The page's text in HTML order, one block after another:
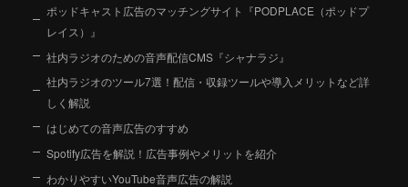
ポッドキャスト広告のマッチングサイト『PODPLACE（ポッドプ
レイス）』
社内ラジオのための音声配信CMS『シャナラジ』
社内ラジオのツール7選！配信・収録ツールや導入メリットなど詳
しく解説
はじめての音声広告のすすめ
Spotify広告を解説！広告事例やメリットを紹介
わかりやすいYouTube音声広告の解説